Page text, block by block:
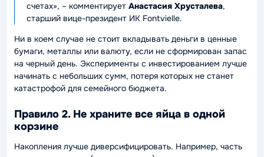
счетах», – комментирует Анастасия Хрусталева,
старший вице-президент ИК Fontvielle.
Ни в коем случае не стоит вкладывать деньги в ценные
бумаги, металлы или валюту, если не сформирован запас
на черный день. Эксперименты с инвестированием лучше
начинать с небольших сумм, потеря которых не станет
катастрофой для семейного бюджета.
Правило 2. Не храните все яйца в одной
корзине
Накопления лучше диверсифицировать. Например, часть